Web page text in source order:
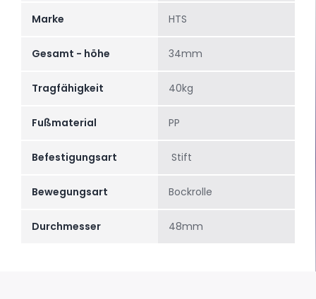
Marke HTS
Gesamt - höhe 34mm
Tragfähigkeit 40kg
Fußmaterial PP
Befestigungsart Stift
Bewegungsart Bockrolle
Durchmesser 48mm